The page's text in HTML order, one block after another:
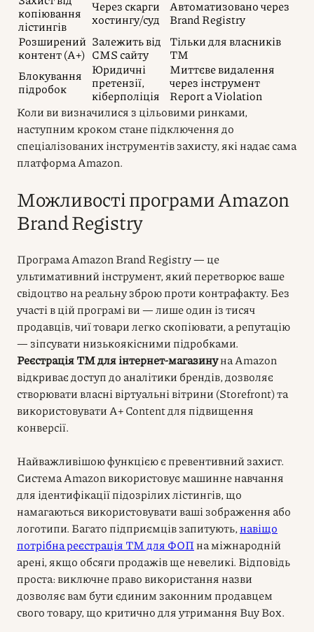
копіювання
лістингів
Через скарги
хостингу/суд
Автоматизовано через
Brand Registry
Розширений
контент (A+)
Залежить від
CMS сайту
Тільки для власників
ТМ
Блокування
підробок
Юридичні
претензії,
кіберполіція
Миттєве видалення
через інструмент
Report a Violation
Коли ви визначилися з цільовими ринками,
наступним кроком стане підключення до
спеціалізованих інструментів захисту, які надає сама
платформа Amazon.
Можливості програми Amazon
Brand Registry
Програма Amazon Brand Registry — це
ультимативний інструмент, який перетворює ваше
свідоцтво на реальну зброю проти контрафакту. Без
участі в цій програмі ви — лише один із тисяч
продавців, чиї товари легко скопіювати, а репутацію
— зіпсувати низькоякісними підробками.
Реєстрація ТМ для інтернет-магазинуна Amazon
відкриває доступ до аналітики брендів, дозволяє
створювати власні віртуальні вітрини (Storefront) та
використовувати A+ Content для підвищення
конверсії.
Найважливішою функцією є превентивний захист.
Система Amazon використовує машинне навчання
для ідентифікації підозрілих лістингів, що
намагаються використовувати ваші зображення або
логотипи. Багато підприємців запитують,навіщо
потрібна реєстрація ТМ для ФОПна міжнародній
арені, якщо обсяги продажів ще невеликі. Відповідь
проста: виключне право використання назви
дозволяє вам бути єдиним законним продавцем
свого товару, що критично для утримання Buy Box.